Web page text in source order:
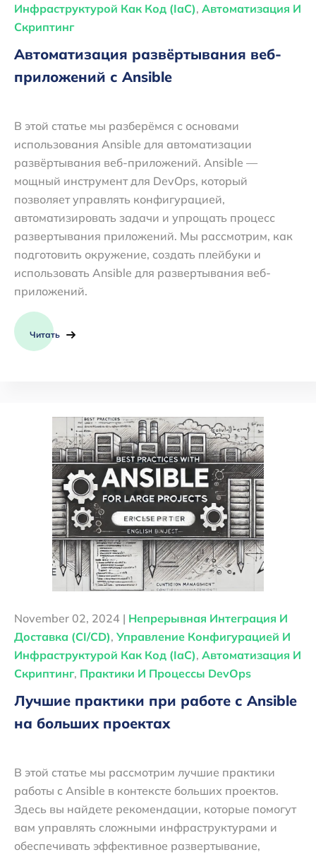
Инфраструктурой Как Код (IaC), Автоматизация И
Скриптинг
Автоматизация развёртывания веб-
приложений с Ansible
В этой статье мы разберёмся с основами
использования Ansible для автоматизации
развёртывания веб-приложений. Ansible —
мощный инструмент для DevOps, который
позволяет управлять конфигурацией,
автоматизировать задачи и упрощать процесс
развертывания приложений. Мы рассмотрим, как
подготовить окружение, создать плейбуки и
использовать Ansible для развертывания веб-
приложений.
Читать
November 02, 2024 | Непрерывная Интеграция И
Доставка (CI/CD), Управление Конфигурацией И
Инфраструктурой Как Код (IaC), Автоматизация И
Скриптинг, Практики И Процессы DevOps
Лучшие практики при работе с Ansible
на больших проектах
В этой статье мы рассмотрим лучшие практики
работы с Ansible в контексте больших проектов.
Здесь вы найдете рекомендации, которые помогут
вам управлять сложными инфраструктурами и
обеспечивать эффективное развертывание,